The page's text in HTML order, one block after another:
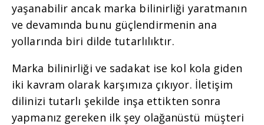
yaşanabilir ancak marka bilinirliği yaratmanın
ve devamında bunu güçlendirmenin ana
yollarında biri dilde tutarlılıktır.
Marka bilinirliği ve sadakat ise kol kola giden
iki kavram olarak karşımıza çıkıyor. İletişim
dilinizi tutarlı şekilde inşa ettikten sonra
yapmanız gereken ilk şey olağanüstü müşteri